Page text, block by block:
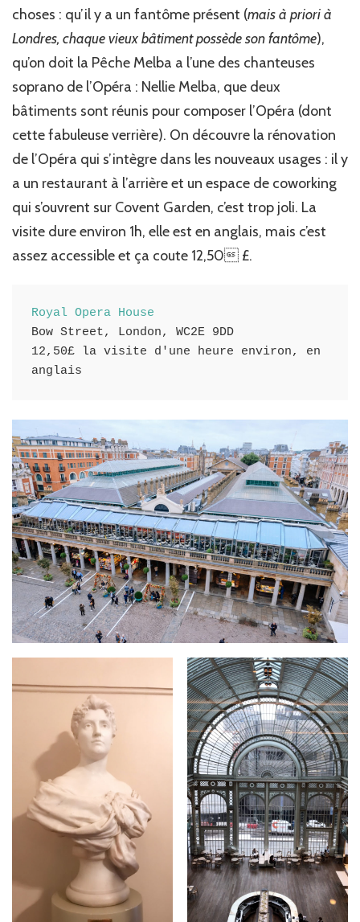
choses : qu’il y a un fantôme présent (mais à priori à
Londres, chaque vieux bâtiment possède son fantôme),
qu’on doit la Pêche Melba a l’une des chanteuses
soprano de l’Opéra : Nellie Melba, que deux
bâtiments sont réunis pour composer l’Opéra (dont
cette fabuleuse verrière). On découvre la rénovation
de l’Opéra qui s’intègre dans les nouveaux usages : il y
a un restaurant à l’arrière et un espace de coworking
qui s’ouvrent sur Covent Garden, c’est trop joli. La
visite dure environ 1h, elle est en anglais, mais c’est
assez accessible et ça coute 12,50 £.
Royal Opera House
Bow Street, London, WC2E 9DD
12,50£ la visite d'une heure environ, en
anglais